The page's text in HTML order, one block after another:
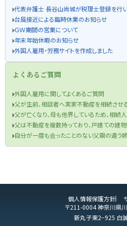
代表弁護士 長谷山尚城が税理士登録を行
台風接近による臨時休業のお知らせ
ＧＷ期間の営業について
年末年始休暇のお知らせ
外国人雇用・労務サイトを作成しました
よくあるご質問
外国人雇用に関してよくあるご質問
〒211-0004 神奈川県
新丸子東2−925 白
個人情報保護方針